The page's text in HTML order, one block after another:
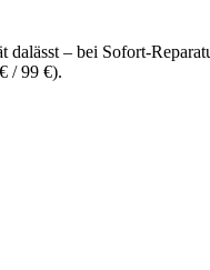
dalässt – bei Sofort-
/ 99 €).